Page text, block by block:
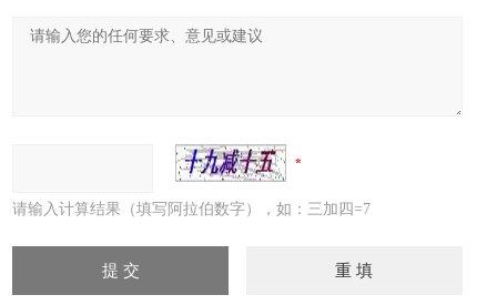
请输入计算结果（填写阿拉伯数字），如：三加四=7